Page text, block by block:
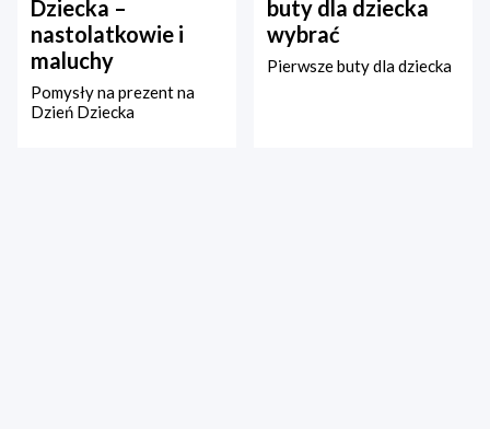
Dziecka –
nastolatkowie i
maluchy
Pomysły na prezent na
Dzień Dziecka
buty dla dziecka
wybrać
Pierwsze buty dla dziecka